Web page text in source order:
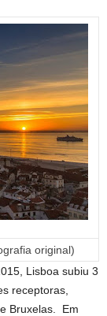
original)
Lisboa subiu 3
receptoras,
Bruxelas. Em